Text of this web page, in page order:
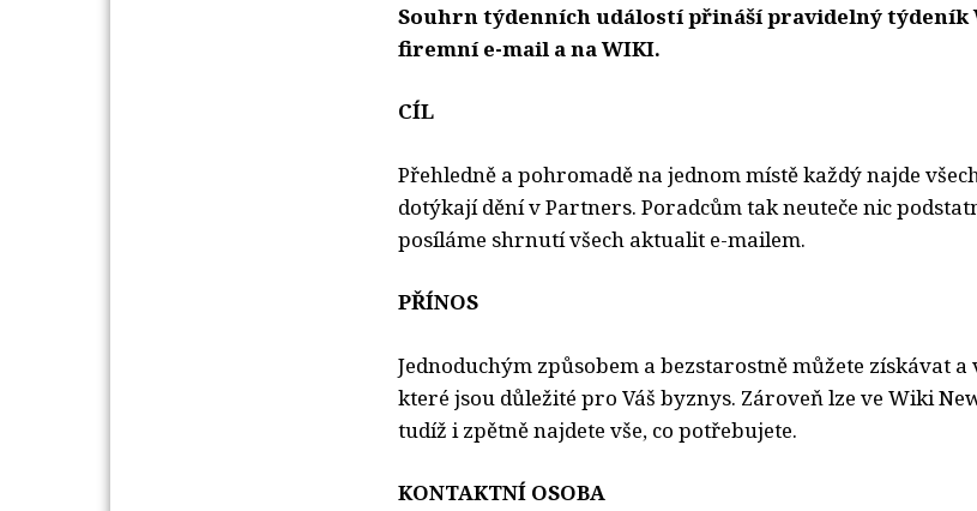
Souhrn týdenních událostí přináší pravidelný týdeník
firemní e-mail a na WIKI.
CÍL
Přehledně a pohromadě na jednom místě každý najde
dotýkají dění v Partners. Poradcům tak neuteče nic
posíláme shrnutí všech aktualit e-mailem.
PŘÍNOS
Jednoduchým způsobem a bezstarostně můžete získávat
které jsou důležité pro Váš byznys. Zároveň lze ve Wiki
tudíž i zpětně najdete vše, co potřebujete.
KONTAKTNÍ OSOBA